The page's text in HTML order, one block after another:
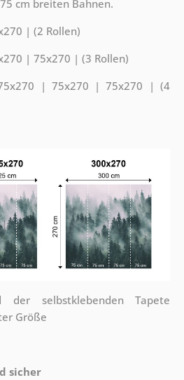
cm breiten Bahnen.
| (2 Rollen)
| 75x270 | (3 Rollen)
| 75x270 | 75x270 | (4
der selbstklebenden Tapete
Größe
sicher